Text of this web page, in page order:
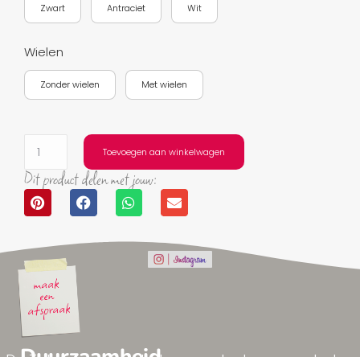
Zwart Antraciet Wit
Wielen
Zonder wielen Met wielen
Toevoegen aan winkelwagen
Dit product delen met jouw: